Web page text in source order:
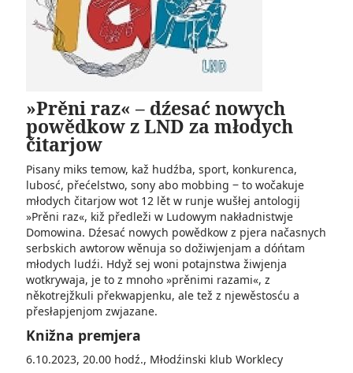
»Prěni raz« – dźesać nowych
powědkow z LND za młodych
čitarjow
Pisany miks temow, kaž hudźba, sport, konkurenca,
lubosć, přećelstwo, sony abo mobbing ‒ to wočakuje
młodych čitarjow wot 12 lět w runje wušłej antologij
»Prěni raz«, kiž předleži w Ludowym nakładnistwje
Domowina. Dźesać nowych powědkow z pjera načasnych
serbskich awtorow wěnuja so dožiwjenjam a dóńtam
młodych ludźi. Hdyž sej woni potajnstwa žiwjenja
wotkrywaja, je to z mnoho »prěnimi razami«, z
někotrejžkuli překwapjenku, ale tež z njewěstosću a
přesłapjenjom zwjazane.
Knižna premjera
6.10.2023, 20.00 hodź., Młodźinski klub Worklecy